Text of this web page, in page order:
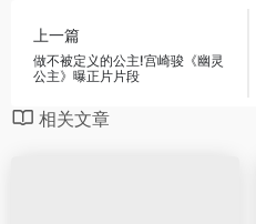
上一篇
做不被定义的公主!宫崎骏《幽灵
公主》曝正片片段
相关文章